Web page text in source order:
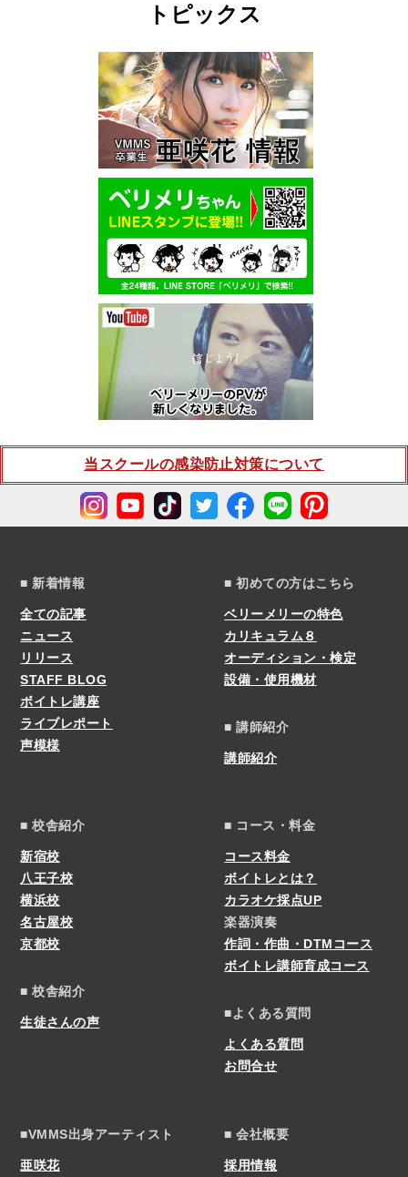
トピックス
当スクールの感染防止対策について
■ 新着情報
全ての記事
ニュース
リリース
STAFF BLOG
ボイトレ講座
ライブレポート
声模様
■ 初めての方はこちら
ベリーメリーの特色
カリキュラム８
オーディション・検定
設備・使用機材
■ 講師紹介
講師紹介
■ 校舎紹介
新宿校
八王子校
横浜校
名古屋校
京都校
■ 校舎紹介
生徒さんの声
■ コース・料金
コース料金
ボイトレとは？
カラオケ採点UP
楽器演奏
作詞・作曲・DTMコース
ボイトレ講師育成コース
■よくある質問
よくある質問
お問合せ
■VMMS出身アーティスト
亜咲花
■ 会社概要
採用情報